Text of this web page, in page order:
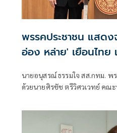
พรรคประชาชน แสด
อ่อง หล่าย' เยือนไทย
นายอนุสรณ์ ธรรมใจ สส.กทม.
ด้วยนายศิรชัช ตรีวิศวเวทย์ คณะ
พัฒนาอย่างยั่งยืน แถลงคัดค้านก